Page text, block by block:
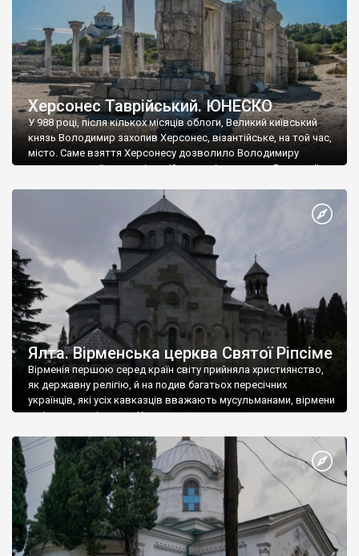
Херсонес Таврійський. ЮНЕСКО
У 988 році, після кількох місяців облоги, Великий київський
князь Володимир захопив Херсонес, візантійське, на той час,
місто. Саме взяття Херсонесу дозволило Володимиру
диктувати свої умови візантійському імператору Василю ІІ, та
Херсонесі Володимир-язичник, став Василем-християнином.
А потім було Хрещення Русі. На честь Херсонесу Таврійського
Ялта. Вірменська церква Святої Ріпсіме
Вірменія першою серед країн світу прийняла християнство,
як державну релігію, й на подив багатьох пересічних
українців, які усіх кавказців вважають мусульманами, вірмени
є відданими вірянами Христа